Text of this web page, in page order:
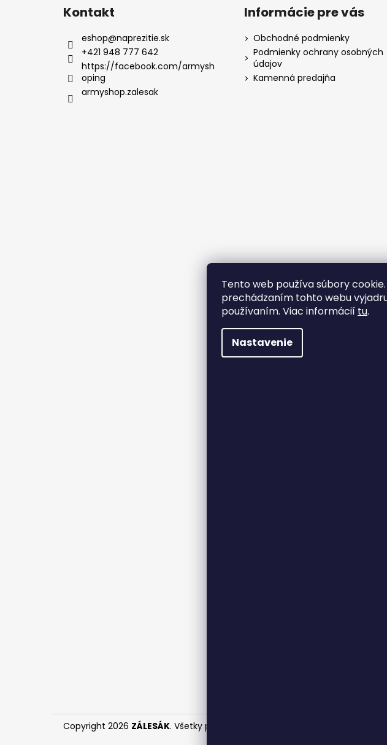
Tento web používa súbory
prechádzaním tohto webu
používaním. Viac informácií tu.
Nastavenie
Kontakt
eshop@naprezitie.sk
+421 948 777 642
https://facebook.com/armysh
oping
armyshop.zalesak
Informácie pre vás
Obchodné podmienky
Podmienky ochrany osobných
údajov
Kamenná predajňa
Copyright 2026 ZÁLESÁK. Všetky práva vyhradené.